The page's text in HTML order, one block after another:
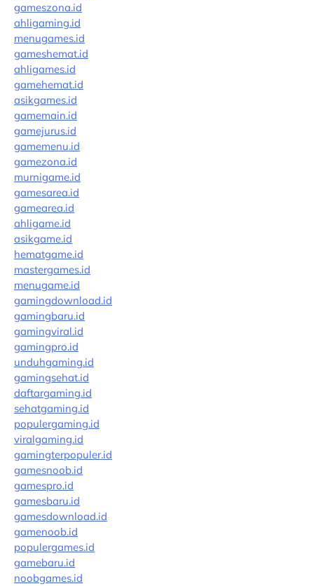
gameszona.id
ahligaming.id
menugames.id
gameshemat.id
ahligames.id
gamehemat.id
asikgames.id
gamemain.id
gamejurus.id
gamemenu.id
gamezona.id
murnigame.id
gamesarea.id
gamearea.id
ahligame.id
asikgame.id
hematgame.id
mastergames.id
menugame.id
gamingdownload.id
gamingbaru.id
gamingviral.id
gamingpro.id
unduhgaming.id
gamingsehat.id
daftargaming.id
sehatgaming.id
populergaming.id
viralgaming.id
gamingterpopuler.id
gamesnoob.id
gamespro.id
gamesbaru.id
gamesdownload.id
gamenoob.id
populergames.id
gamebaru.id
noobgames.id